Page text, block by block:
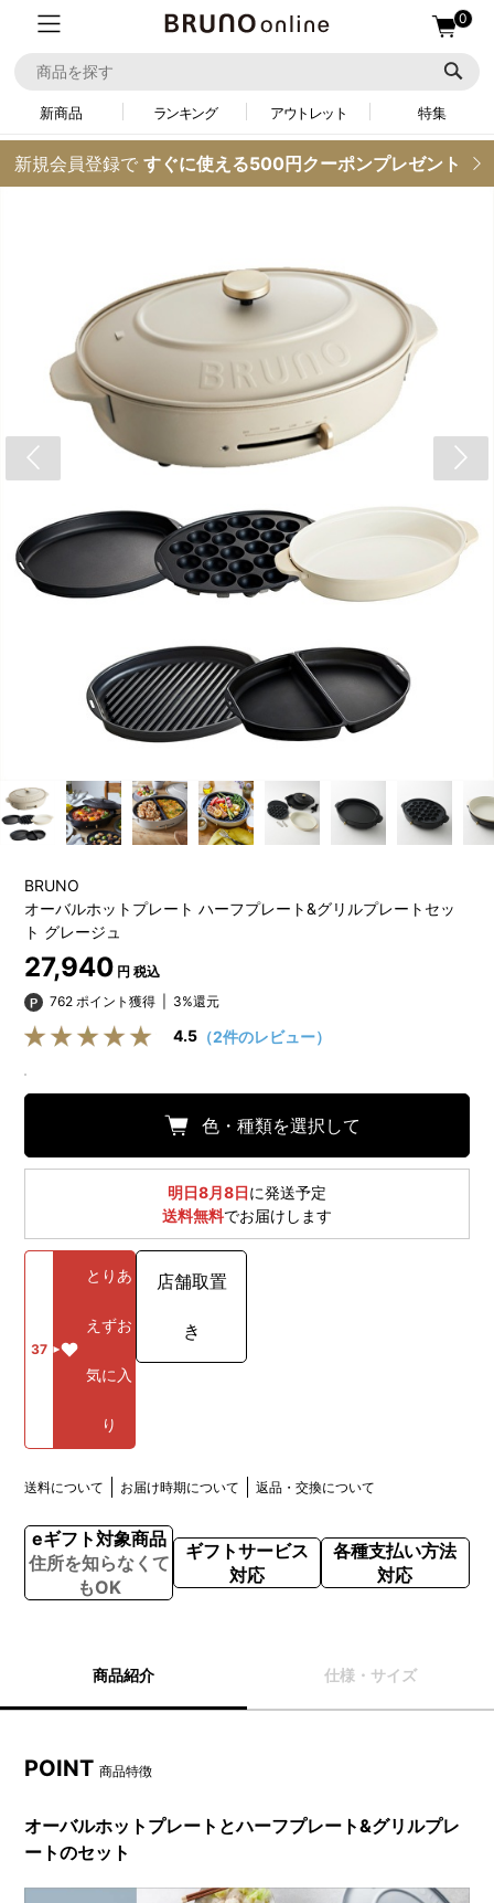
0
新商品 ランキング アウトレット 特集
新規会員登録で すぐに使える500円クーポンプレゼント
BRUNO
オーバルホットプレート ハーフプレート&グリルプレートセッ
ト グレージュ
27,940 円 税込
762 ポイント獲得
3%還元
4.5 （2件のレビュー）
色・種類を選択して
明日8月8日に発送予定
送料無料でお届けします
37
とりあ
えずお
気に入
り
店舗取置
き
送料について お届け時期について 返品・交換について
eギフト対象商品
住所を知らなくて
もOK
ギフトサービス
対応
各種支払い方法
対応
商品紹介 仕様・サイズ
POINT商品特徴
オーバルホットプレートとハーフプレート&グリルプレ
ートのセット